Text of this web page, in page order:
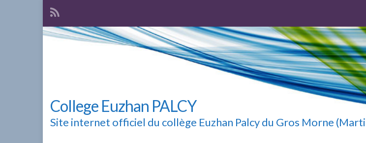
College Euzhan PALCY
Site internet officiel du collège Euzhan Palcy du Gros Morne